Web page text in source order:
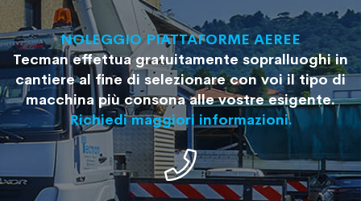
NOLEGGIO PIATTAFORME AEREE
Tecman effettua gratuitamente sopralluoghi in
cantiere al fine di selezionare con voi il tipo di
macchina più consona alle vostre esigente.
Richiedi maggiori informazioni.